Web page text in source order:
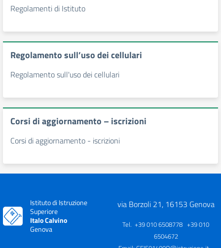
Regolamenti di Istituto
Regolamento sull’uso dei cellulari
Regolamento sull'uso dei cellulari
Corsi di aggiornamento – iscrizioni
Corsi di aggiornamento - iscrizioni
Istituto di Istruzione
Superiore
Italo Calvino
Genova
via Borzoli 21, 16153 Genova
Tel. +39 010 6508778 +39 010
6504672